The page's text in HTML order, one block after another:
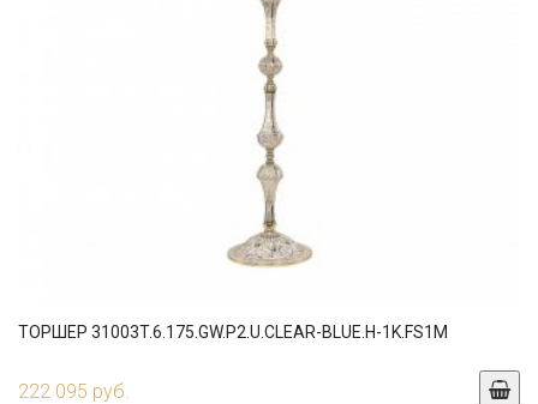
ТОРШЕР 31003T.6.175.GW.P2.U.CLEAR-BLUE.H-1K.FS1M
222 095 руб.